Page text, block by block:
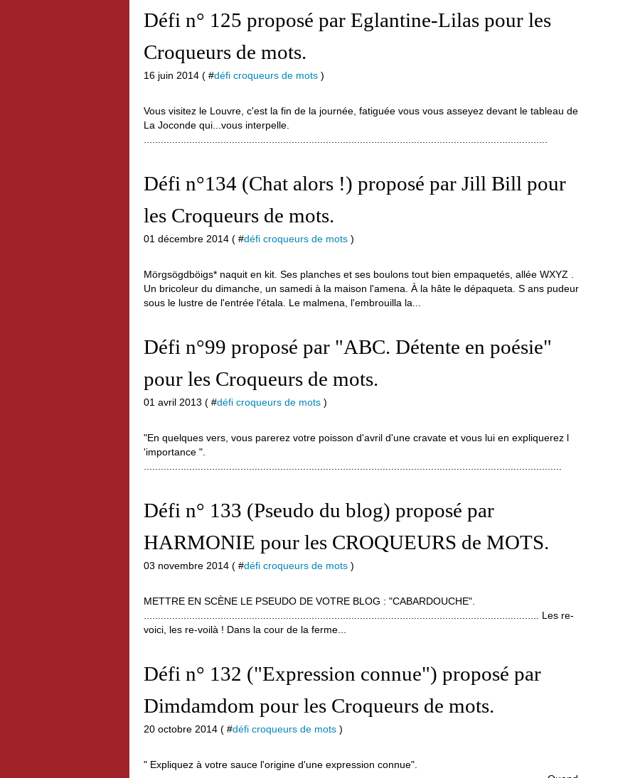
Défi n° 125 proposé par Eglantine-Lilas pour les
Croqueurs de mots.
16 juin 2014 ( #défi croqueurs de mots )
Vous visitez le Louvre, c'est la fin de la journée, fatiguée vous vous asseyez devant le tableau de
La Joconde qui...vous interpelle.
Défi n°134 (Chat alors !) proposé par Jill Bill pour
les Croqueurs de mots.
01 décembre 2014 ( #défi croqueurs de mots )
Mörgsögdböigs* naquit en kit. Ses planches et ses boulons tout bien empaquetés, allée WXYZ .
Un bricoleur du dimanche, un samedi à la maison l'amena. À la hâte le dépaqueta. S ans pudeur
sous le lustre de l'entrée l'étala. Le malmena, l'embrouilla la...
Défi n°99 proposé par "ABC. Détente en poésie"
pour les Croqueurs de mots.
01 avril 2013 ( #défi croqueurs de mots )
"En quelques vers, vous parerez votre poisson d'avril d'une cravate et vous lui en expliquerez l
'importance ".
Défi n° 133 (Pseudo du blog) proposé par
HARMONIE pour les CROQUEURS de MOTS.
03 novembre 2014 ( #défi croqueurs de mots )
METTRE EN SCÈNE LE PSEUDO DE VOTRE BLOG : "CABARDOUCHE".
........................................................................................................................................... Les re-
voici, les re-voilà ! Dans la cour de la ferme...
Défi n° 132 ("Expression connue") proposé par
Dimdamdom pour les Croqueurs de mots.
20 octobre 2014 ( #défi croqueurs de mots )
" Expliquez à votre sauce l'origine d'une expression connue".